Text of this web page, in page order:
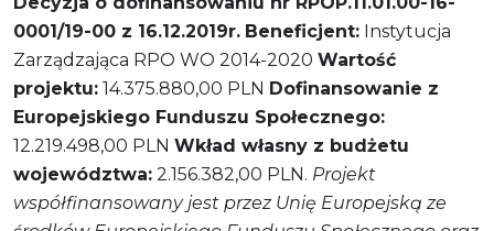
0001/19-00 z 16.12.2019r. Beneficjent: Instytucja
Zarządzająca RPO WO 2014-2020 Wartość
projektu: 14.375.880,00 PLN Dofinansowanie z
Europejskiego Funduszu Społecznego:
12.219.498,00 PLN Wkład własny z budżetu
województwa: 2.156.382,00 PLN. Projekt
współfinansowany jest przez Unię Europejską ze